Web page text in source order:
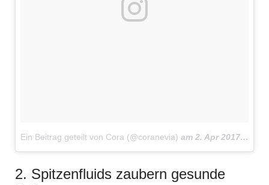
Ein Beitrag geteilt von Cora (@coranevia) am 2. Apr 2017 um 1:14 Uhr
2. Spitzenfluids zaubern gesunde